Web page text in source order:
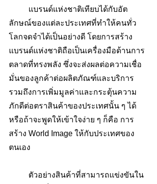
ลักษณ์ของแต่ละประเทศที่ทำให้คนทั่ว
โลกจดจำได้เป็นอย่างดี โดยการสร้าง
แบรนด์แห่งชาติถือเป็นเครื่องมือด้านการ
ตลาดที่ทรงพลัง ซึ่งจะส่งผลต่อความเชื่อ
มั่นของลูกค้าต่อผลิตภัณฑ์และบริการ
รวมถึงการเพิ่มมูลค่าและกระตุ้นความ
ภักดีต่อตราสินค้าของประเทศนั้น ๆ ได้
หรือถ้าจะพูดให้เข้าใจง่าย ๆ ก็คือ การ
สร้าง World Image ให้กับประเทศของ
ตนเอง